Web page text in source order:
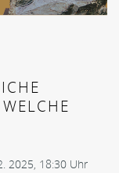
2025, 18:30 Uhr